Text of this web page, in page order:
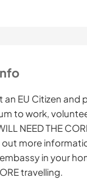
an EU Citizen and
to work,
NEED THE
out more
in your
travelling.